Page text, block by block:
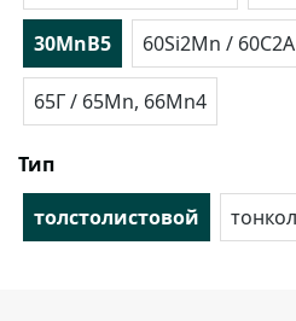
30MnB5 60Si2Mn / 60С2А
65Г / 65Mn, 66Mn4
Тип
толстолистовой